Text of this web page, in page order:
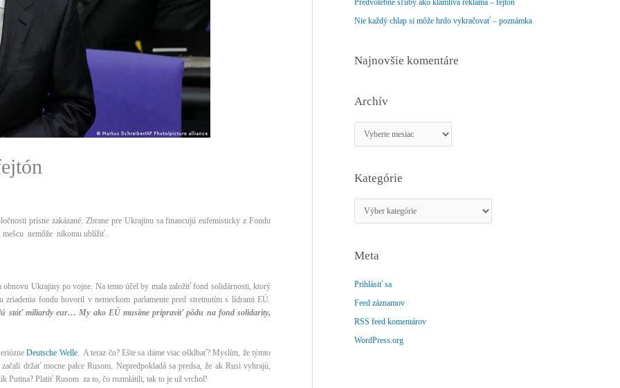
prísne zakázané. Zbrane pre Ukrajinu sa financujú eufemisticky z Fondu
mešcu nemôže nikomu ublížiť.
obnovu Ukrajiny po vojne. Na tento účel by mala založiť fond solidárnosti, ktorý
fondu hovoril v nemeckom parlamente pred stretnutím s lídrami EÚ.
stáť miliardy eur… My ako EÚ musíme pripraviť pôdu na fond solidarity,
Deutsche Welle. A teraz čo? Ešte sa dáme viac ošklbať? Myslím, že týmto
držať mocne palce Rusom. Nepredpokladá sa predsa, že ak Rusi vyhrajú,
Putina? Platiť Rusom za to, čo rozmlátili, tak to je už vrchol!
Nie každý chlap si môže hrdo vykračovať – poznámka
Najnovšie komentáre
Archív
r
h
Kategórie
a
e
ó
r
i
e
Meta
Prihlásiť sa
Feed záznamov
RSS feed komentárov
WordPress.org